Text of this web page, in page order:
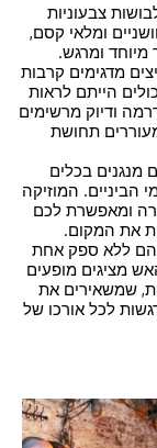
צבעוניות
ומלאי קסם,
מיוחד ומרגש.
מדגימים קרבות
הייתם לראות
ודיוק מרשימים
תחושת
מנגנים בכלים
הביניים. המוזיקה
ומאפשרת לכם
את המקום.
ללא ספק אחת
מציגים מופעים
שמשאירים את
לכל אורכו של